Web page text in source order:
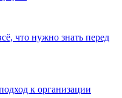
что нужно знать перед
к организации